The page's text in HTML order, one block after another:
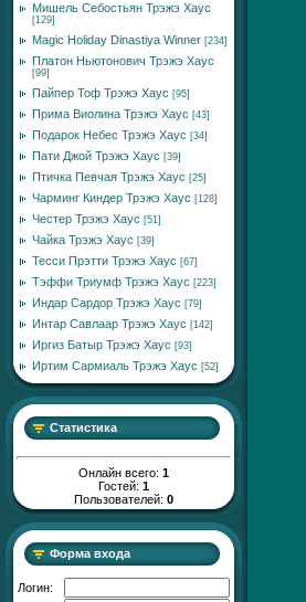
Мишель Себостьян Трэжэ Хаус
[129]
Magic Holiday Dinastiya Winner [234]
Платон Ньютонович Трэжэ Хаус
[99]
Пайпер Тоф Трэжэ Хаус [95]
Прима Виолина Трэжэ Хаус [43]
Подарок Небес Трэжэ Хаус [34]
Пати Джой Трэжэ Хаус [39]
Птичка Певчая Трэжэ Хаус [25]
Чарминг Киндер Трэжэ Хаус [128]
Честер Трэжэ Хаус [51]
Чайка Трэжэ Хаус [39]
Тесси Прэтти Трэжэ Хаус [67]
Тэффи Триумф Трэжэ Хаус [223]
Индар Сардор Трэжэ Хаус [79]
Интар Савлаар Трэжэ Хаус [142]
Иргиз Батыр Трэжэ Хаус [93]
Иртим Сармиаль Трэжэ Хаус [52]
Статистика
Онлайн всего: 1
Гостей: 1
Пользователей: 0
Форма входа
Логин: